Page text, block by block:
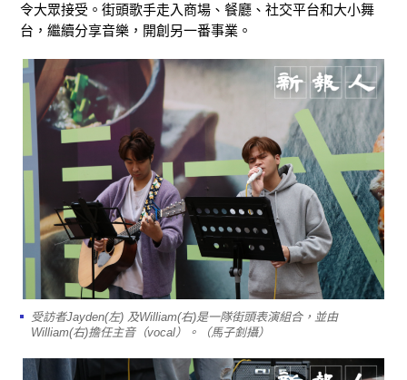
令大眾接受。街頭歌手走入商場、餐廳、社交平台和大小舞
台，繼續分享音樂，開創另一番事業。
受訪者Jayden(左) 及William(右)是一隊街頭表演組合，並由
William(右)擔任主音（vocal）。（馬子釗攝）